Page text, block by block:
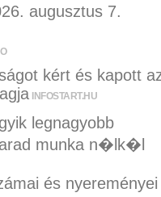
augusztus 7.
kért és kapott
INFOSTART.HU
legnagyobb
munka n�lk�l
és nyereményei